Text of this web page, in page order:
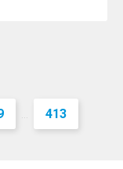
... 413